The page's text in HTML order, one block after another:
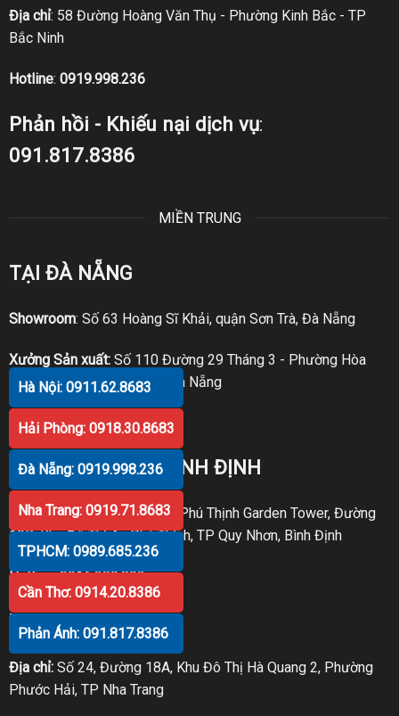
Địa chỉ: 58 Đường Hoàng Văn Thụ - Phường Kinh Bắc - TP
Bắc Ninh
Hotline: 0919.998.236
Phản hồi - Khiếu nại dịch vụ:
091.817.8386
MIỀN TRUNG
TẠI ĐÀ NẴNG
Showroom: Số 63 Hoàng Sĩ Khải, quận Sơn Trà, Đà Nẵng
Xưởng Sản xuất:Số 110 Đường 29 Tháng 3 - Phường Hòa
Xuân - Quận Cẩm Lệ - TP Đà Nẵng
Hotline:091.66.11.055
TẠI QUY NHƠN - BÌNH ĐỊNH
Địa chỉ: A1.11 Chung Cư An Phú Thịnh Garden Tower, Đường
19B, Khu Đô Thị An Phú Thịnh, TP Quy Nhơn, Bình Định
Hotline:0916.389.892
TẠI NHA TRANG
Địa chỉ:Số 24, Đường 18A, Khu Đô Thị Hà Quang 2, Phường
Phước Hải, TP Nha Trang
Hà Nội: 0911.62.8683
Hải Phòng: 0918.30.8683
Đà Nẵng: 0919.998.236
Nha Trang: 0919.71.8683
TPHCM: 0989.685.236
Cần Thơ: 0914.20.8386
Phản Ánh: 091.817.8386